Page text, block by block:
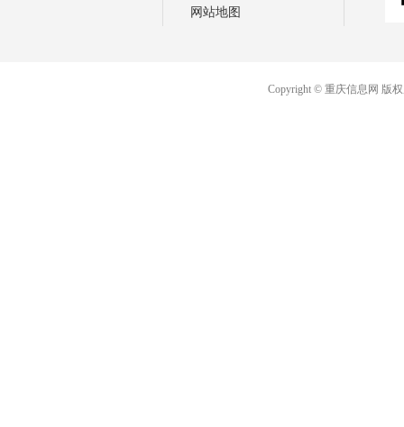
网站地图
Copyright © 重庆信息网 版